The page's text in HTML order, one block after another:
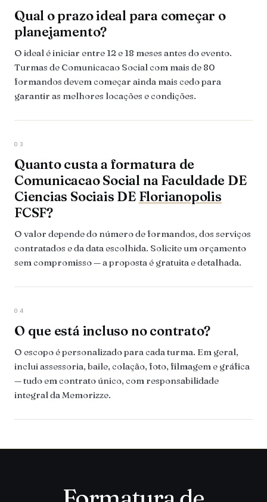
Qual o prazo ideal para começar o
planejamento?
O ideal é iniciar entre 12 e 18 meses antes do evento.
Turmas de Comunicacao Social com mais de 80
formandos devem começar ainda mais cedo para
garantir as melhores locações e condições.
03
Quanto custa a formatura de
Comunicacao Social na Faculdade DE
Ciencias Sociais DE Florianopolis
FCSF?
O valor depende do número de formandos, dos serviços
contratados e da data escolhida. Solicite um orçamento
sem compromisso — a proposta é gratuita e detalhada.
04
O que está incluso no contrato?
O escopo é personalizado para cada turma. Em geral,
inclui assessoria, baile, colação, foto, filmagem e gráfica
— tudo em contrato único, com responsabilidade
integral da Memorizze.